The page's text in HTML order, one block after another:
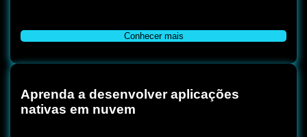
Conhecer mais
Aprenda a desenvolver aplicações
nativas em nuvem